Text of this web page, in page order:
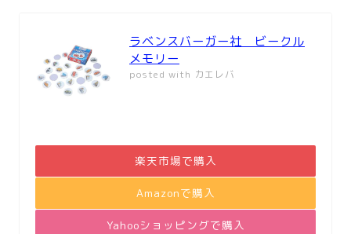
ラベンスバーガー社 ビークル
メモリー
posted with カエレバ
楽天市場で購入
Amazonで購入
Yahooショッピングで購入